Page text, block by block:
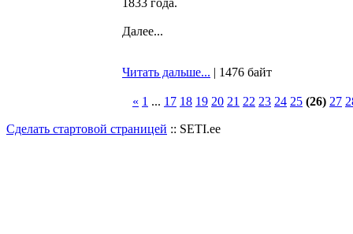
1833 года.
Далее...
Читать дальше... | 1476 байт
« 1 ... 17 18 19 20 21 22 23 24 25 (26) 27
Сделать стартовой страницей :: SETI.ee